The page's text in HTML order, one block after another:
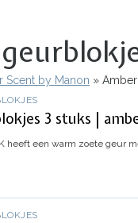
Scent by Manon
3 stuks |
heeft een warm zoete geur